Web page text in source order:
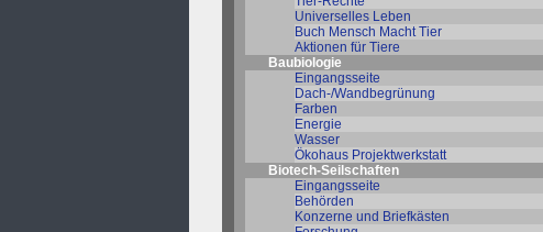
Universelles Leben
Buch Mensch Macht Tier
Aktionen für Tiere
Baubiologie
Eingangsseite
Dach-/Wandbegrünung
Farben
Energie
Wasser
Ökohaus Projektwerkstatt
Biotech-Seilschaften
Eingangsseite
Behörden
Konzerne und Briefkästen